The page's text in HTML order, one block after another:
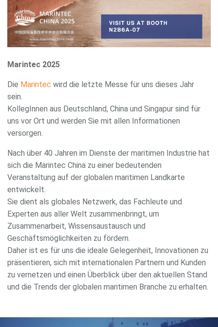
E-Mail
Passwort
Marintec 2025
Die Marintec wird die letzte Messe für uns dieses Jahr
sein.
KollegInnen aus Deutschland, China und Singapur sind für
uns vor Ort und werden Sie mit allen Informationen
versorgen.
Nach über 40 Jahren im Dienste der maritimen Industrie hat
sich die Marintec China zu einer bedeutenden
Veranstaltung auf der globalen maritimen Landkarte
entwickelt.
Sie dient als globales Netzwerk, das Fachleute und
Experten aus aller Welt zusammenbringt, um
Zusammenarbeit, Wissensaustausch und
Geschäftsmöglichkeiten zu fördern.
Daher ist es für uns die ideale Gelegenheit, Innovationen zu
präsentieren, sich mit internationalen Partnern und Kunden
zu vernetzen und einen Überblick über den aktuellen Stand
und die Trends der globalen maritimen Branche zu erhalten.